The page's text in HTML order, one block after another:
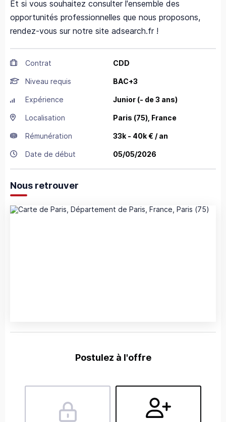
Et si vous souhaitez consulter l'ensemble des
opportunités professionnelles que nous proposons,
rendez-vous sur notre site adsearch.fr !
Contrat CDD
Niveau requis BAC+3
Expérience Junior (- de 3 ans)
Localisation Paris (75), France
Rémunération 33k - 40k € / an
Date de début 05/05/2026
Nous retrouver
Postulez à l'offre